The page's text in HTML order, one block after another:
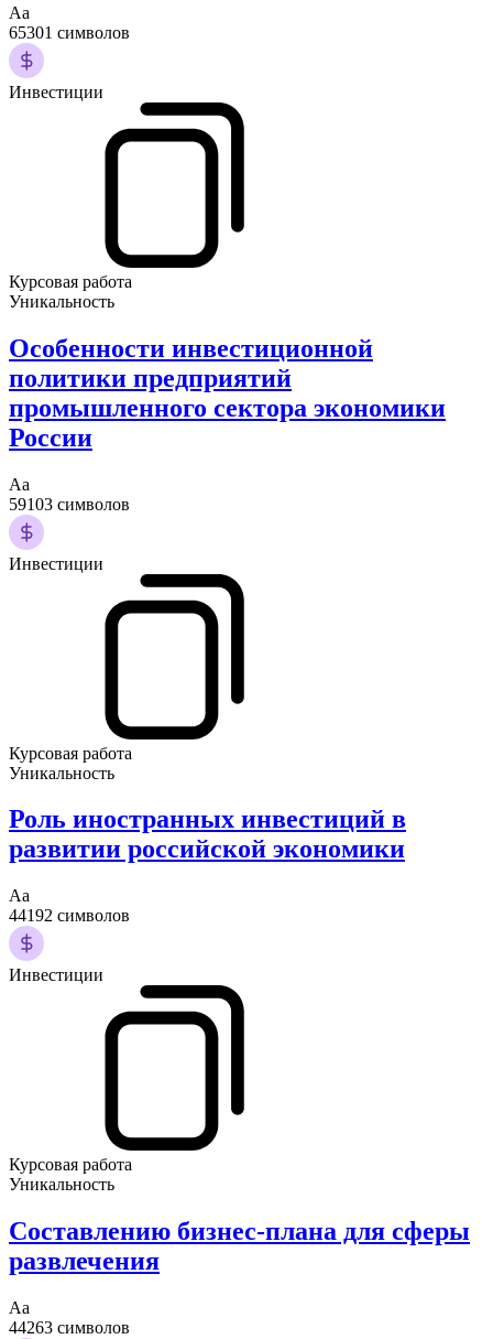
Аа
65301 символов
Инвестиции
Курсовая работа
Уникальность
Особенности инвестиционной
политики предприятий
промышленного сектора экономики
России
Аа
59103 символов
Инвестиции
Курсовая работа
Уникальность
Роль иностранных инвестиций в
развитии российской экономики
Аа
44192 символов
Инвестиции
Курсовая работа
Уникальность
Составлению бизнес-плана для сферы
развлечения
Аа
44263 символов